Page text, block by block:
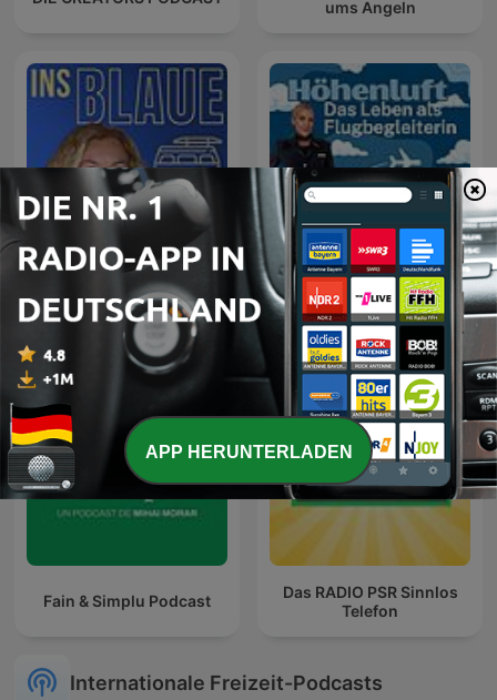
ums Angeln
Ins Blaue Höhenluft
Fain & Simplu Podcast
Das RADIO PSR Sinnlos
Telefon
Internationale Freizeit-Podcasts
APP HERUNTERLADEN